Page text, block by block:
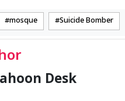
mosque Suicide Bomber
Desk